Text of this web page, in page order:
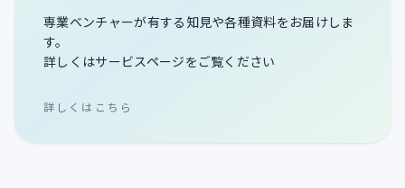
専業ベンチャーが有する知見や各種資料をお届けしま
す。
詳しくはサービスページをご覧ください
詳しくはこちら